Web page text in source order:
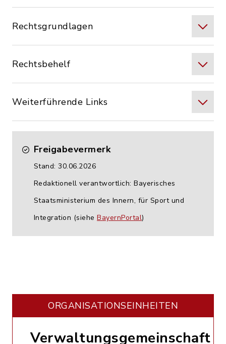
Rechtsgrundlagen
Rechtsbehelf
Weiterführende Links
Freigabevermerk
Stand: 30.06.2026
Redaktionell verantwortlich: Bayerisches
Staatsministerium des Innern, für Sport und
Integration (siehe BayernPortal)
ORGANISATIONS­EINHEITEN
Verwaltungsgemeinschaft